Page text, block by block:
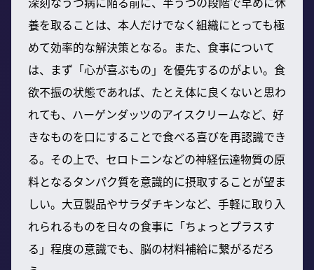
養を取ることは、本人だけでなく組織にとっても極
めて効率的な解決策となる。また、食事について
は、まず「心が喜ぶもの」を優先するのがよい。食
欲不振の状態であれば、たとえ体に良くないと思わ
れても、ハーゲンダッツのアイスクリームなど、好
きなものを口にすることで食べる喜びを再認識でき
る。その上で、セロトニンなどの神経伝達物質の原
料となるタンパク質を意識的に摂取することが望ま
しい。大豆製品やサラダチキンなど、手軽に取り入
れられるものを日々の食事に「ちょっとプラスす
る」程度の意識でも、脳の材料補給に繋がるだろ